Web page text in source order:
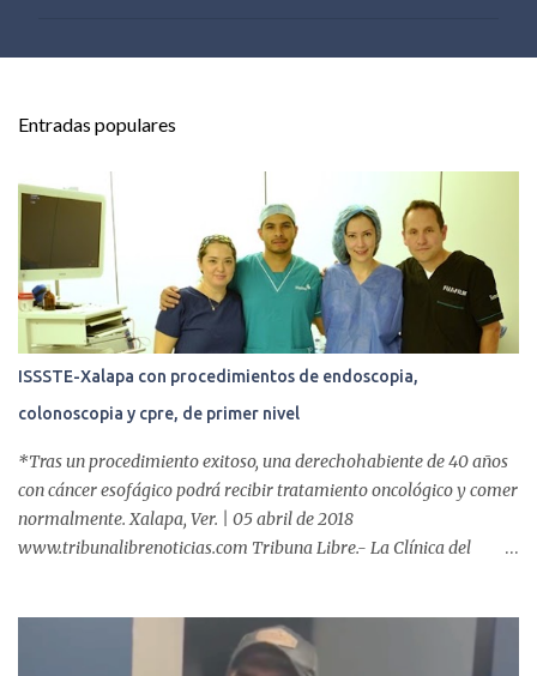
s
Entradas populares
ISSSTE-Xalapa con procedimientos de endoscopia,
colonoscopia y cpre, de primer nivel
*Tras un procedimiento exitoso, una derechohabiente de 40 años
con cáncer esofágico podrá recibir tratamiento oncológico y comer
normalmente. Xalapa, Ver. | 05 abril de 2018
www.tribunalibrenoticias.com Tribuna Libre.- La Clínica del
incluyen endoscopia, colonoscopia y colangiopancreatografía
retrógrada endoscópica (CPRE), con equipo de alta tecnología de